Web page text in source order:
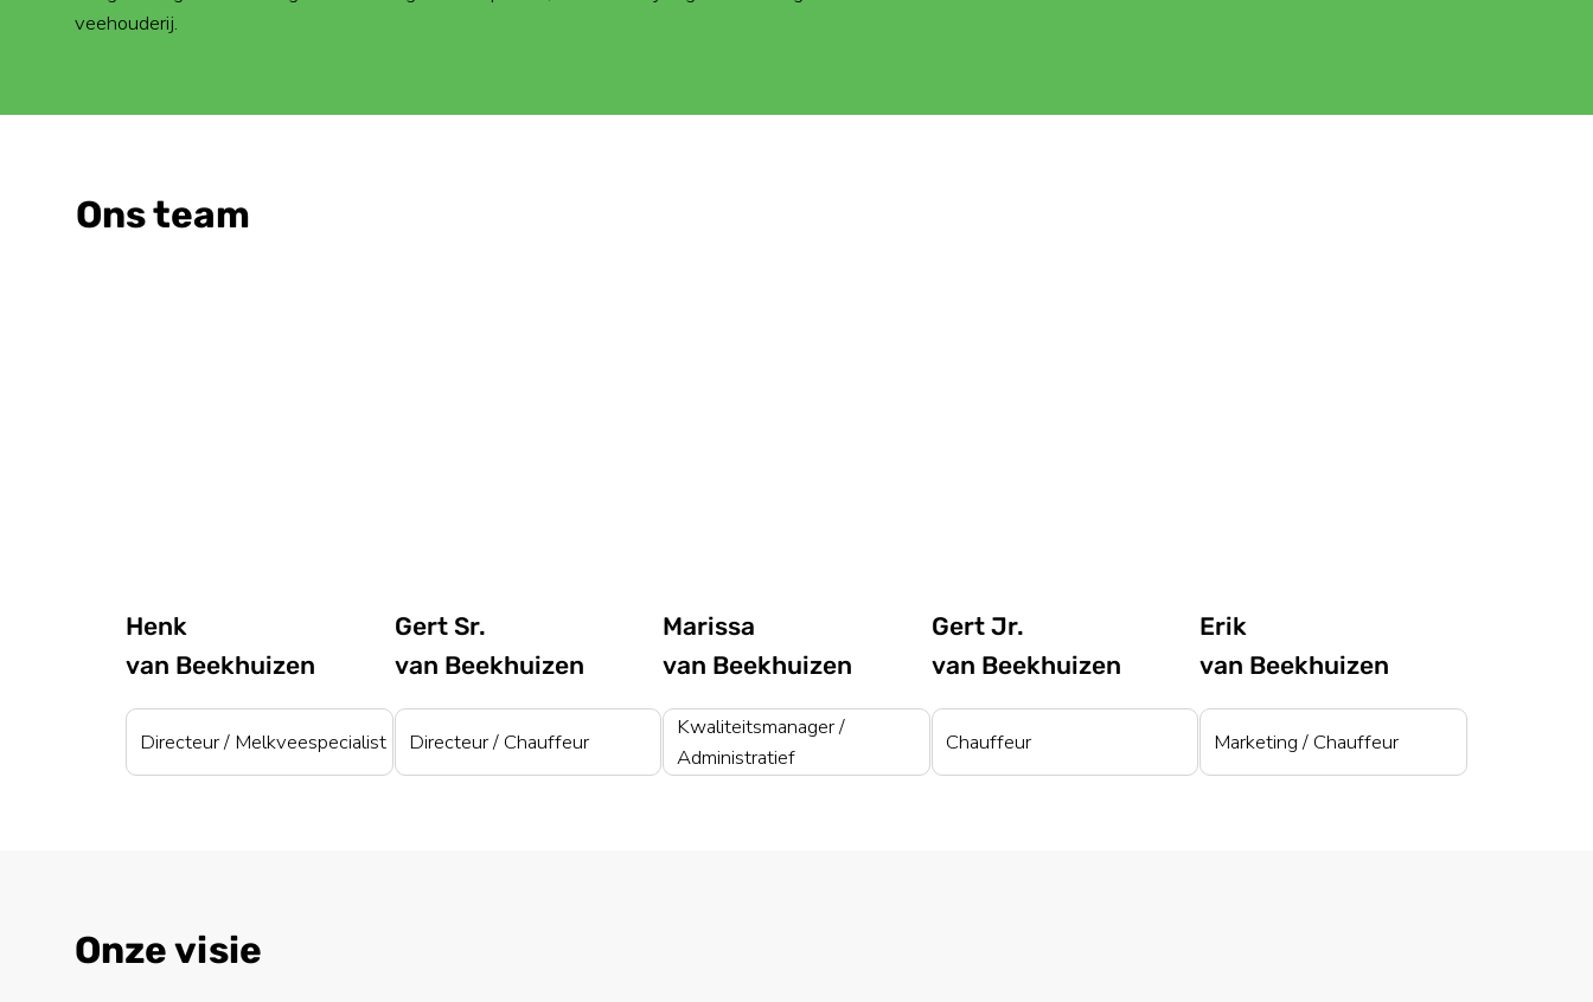
veehouderij.
Ons team
Henk
van Beekhuizen
Directeur / Melkveespecialist
Gert Sr.
van Beekhuizen
Directeur / Chauffeur
Marissa
van Beekhuizen
Kwaliteitsmanager /
Administratief
Gert Jr.
van Beekhuizen
Chauffeur
Erik
van Beekhuizen
Marketing / Chauffeur
Onze visie